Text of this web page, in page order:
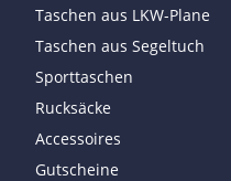
Taschen aus LKW-Plane
Taschen aus Segeltuch
Sporttaschen
Rucksäcke
Accessoires
Gutscheine